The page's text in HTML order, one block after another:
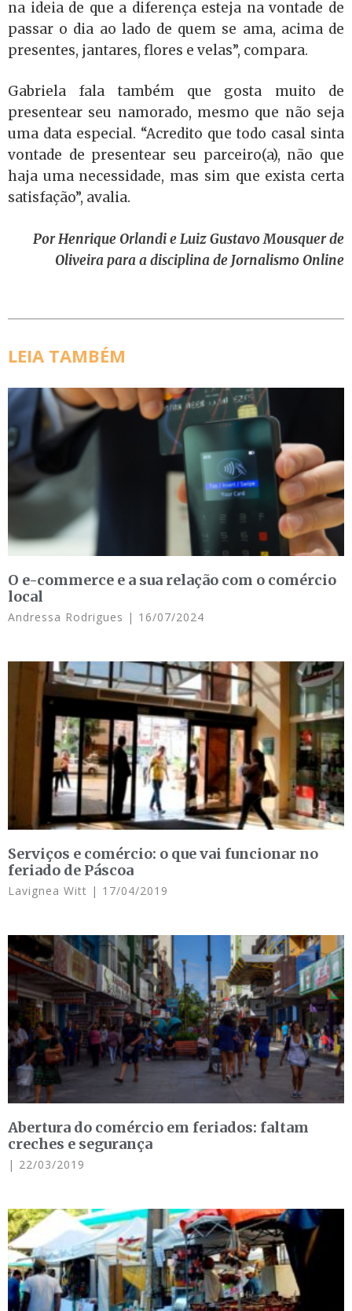
na ideia de que a diferença esteja na vontade de
passar o dia ao lado de quem se ama, acima de
presentes, jantares, flores e velas”, compara.
Gabriela fala também que gosta muito de
presentear seu namorado, mesmo que não seja
uma data especial. “Acredito que todo casal sinta
vontade de presentear seu parceiro(a), não que
haja uma necessidade, mas sim que exista certa
satisfação”, avalia.
Por Henrique Orlandi e Luiz Gustavo Mousquer de
Oliveira para a disciplina de Jornalismo Online
LEIA TAMBÉM
O e-commerce e a sua relação com o comércio
local
Andressa Rodrigues 16/07/2024
Serviços e comércio: o que vai funcionar no
feriado de Páscoa
Lavignea Witt 17/04/2019
Abertura do comércio em feriados: faltam
creches e segurança
22/03/2019